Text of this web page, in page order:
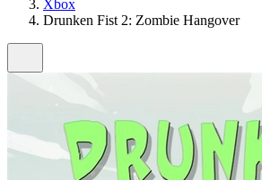
Xbox
Drunken Fist 2: Zombie Hangover